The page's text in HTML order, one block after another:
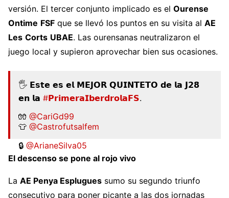
versión. El tercer conjunto implicado es el Ourense
Ontime FSF que se llevó los puntos en su visita al AE
Les Corts UBAE. Las ourensanas neutralizaron el
juego local y supieron aprovechar bien sus ocasiones.
🖐️ 𝗘𝘀𝘁𝗲 𝗲𝘀 𝗲𝗹 𝗠𝗘𝗝𝗢𝗥 𝗤𝗨𝗜𝗡𝗧𝗘𝗧𝗢 𝗱𝗲 𝗹𝗮 𝗝𝟮𝟴
𝗲𝗻 𝗹𝗮 #𝗣𝗿𝗶𝗺𝗲𝗿𝗮𝗜𝗯𝗲𝗿𝗱𝗿𝗼𝗹𝗮𝗙𝗦.
🧤 @CariGd99
👕 @Castrofutsalfem
🔒 @ArianeSilva05
👕@futsi_atletico
🪽 Alice
👕@OUontimeFSF
El descenso se pone al rojo vivo
La AE Penya Esplugues sumo su segundo triunfo
consecutivo para poner picante a las dos jornadas